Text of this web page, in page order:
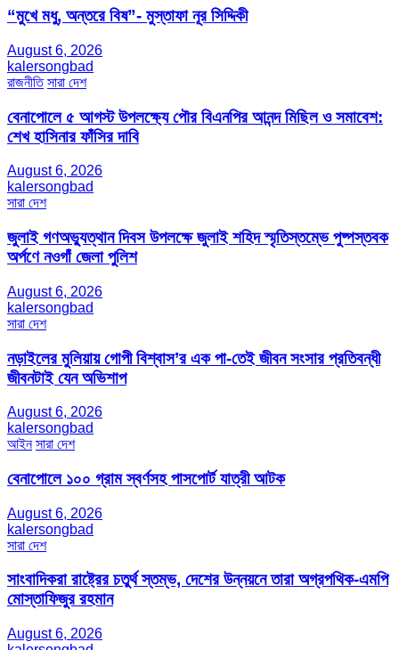
“মুখে মধু, অন্তরে বিষ”- মুস্তাফা নূর সিদ্দিকী
August 6, 2026
kalersongbad
রাজনীতি সারা দেশ
বেনাপোলে ৫ আগস্ট উপলক্ষ্যে পৌর বিএনপির আনন্দ মিছিল ও সমাবেশ:
শেখ হাসিনার ফাঁসির দাবি
August 6, 2026
kalersongbad
সারা দেশ
জুলাই গণঅভ্যুত্থান দিবস উপলক্ষে জুলাই শহিদ স্মৃতিস্তম্ভে পুষ্পস্তবক
অর্পণে নওগাঁ জেলা পুলিশ
August 6, 2026
kalersongbad
সারা দেশ
নড়াইলের মুলিয়ায় গোপী বিশ্বাস’র এক পা-তেই জীবন সংসার প্রতিবন্ধী
জীবনটাই যেন অভিশাপ
August 6, 2026
kalersongbad
আইন সারা দেশ
বেনাপোলে ১০০ গ্রাম স্বর্ণসহ পাসপোর্ট যাত্রী আটক
August 6, 2026
kalersongbad
সারা দেশ
সাংবাদিকরা রাষ্ট্রের চতুর্থ স্তম্ভ, দেশের উন্নয়নে তারা অগ্রপথিক-এমপি
মোস্তাফিজুর রহমান
August 6, 2026